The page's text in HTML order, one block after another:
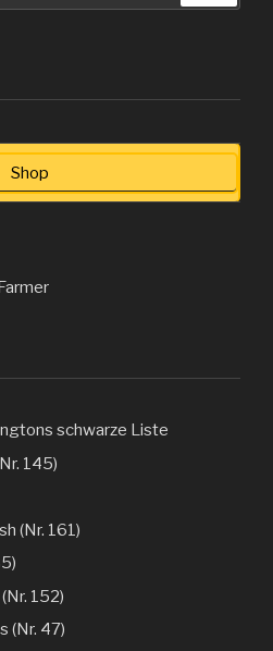
Shop
schwarze Liste
145)
(Nr. 161)
152)
(Nr. 47)